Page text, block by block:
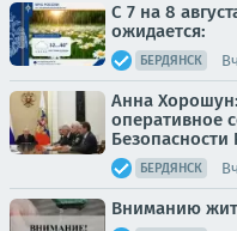
С 7 на 8
ожидается:
БЕРДЯНСК
Анна
оперативное
БЕРДЯНСК
Вниманию